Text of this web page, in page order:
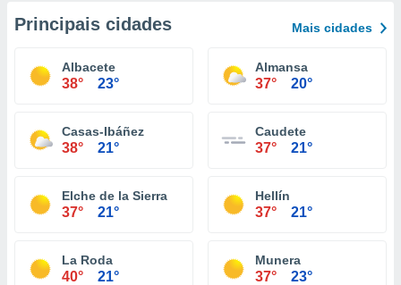
Principais cidades Mais cidades
Albacete
38° 23°
Almansa
37° 20°
Casas-Ibáñez
38° 21°
Caudete
37° 21°
Elche de la Sierra
37° 21°
Hellín
37° 21°
La Roda
40° 21°
Munera
37° 23°